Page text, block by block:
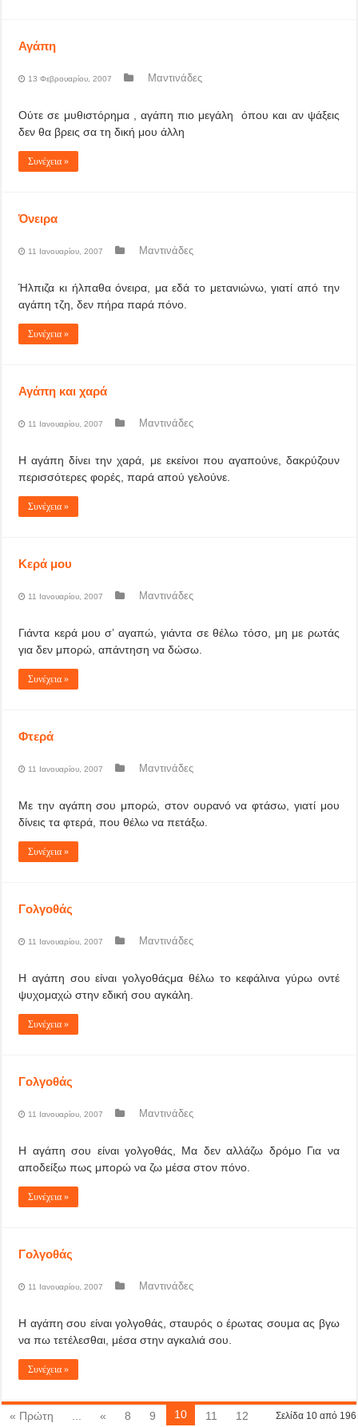
Αγάπη
13 Φεβρουαρίου, 2007 Μαντινάδες
Ούτε σε μυθιστόρημα , αγάπη πιο μεγάλη όπου και αν ψάξεις
δεν θα βρεις σα τη δική μου άλλη
Συνέχεια »
Όνειρα
11 Ιανουαρίου, 2007 Μαντινάδες
Ήλπιζα κι ήλπαθα όνειρα, μα εδά το μετανιώνω, γιατί από την
αγάπη τζη, δεν πήρα παρά πόνο.
Συνέχεια »
Αγάπη και χαρά
11 Ιανουαρίου, 2007 Μαντινάδες
Η αγάπη δίνει την χαρά, με εκείνοι που αγαπούνε, δακρύζουν
περισσότερες φορές, παρά απού γελούνε.
Συνέχεια »
Κερά μου
11 Ιανουαρίου, 2007 Μαντινάδες
Γιάντα κερά μου σ’ αγαπώ, γιάντα σε θέλω τόσο, μη με ρωτάς
για δεν μπορώ, απάντηση να δώσω.
Συνέχεια »
Φτερά
11 Ιανουαρίου, 2007 Μαντινάδες
Με την αγάπη σου μπορώ, στον ουρανό να φτάσω, γιατί μου
δίνεις τα φτερά, που θέλω να πετάξω.
Συνέχεια »
Γολγοθάς
11 Ιανουαρίου, 2007 Μαντινάδες
Η αγάπη σου είναι γολγοθάςμα θέλω το κεφάλινα γύρω οντέ
ψυχομαχώ στην εδική σου αγκάλη.
Συνέχεια »
Γολγοθάς
11 Ιανουαρίου, 2007 Μαντινάδες
Η αγάπη σου είναι γολγοθάς, Μα δεν αλλάζω δρόμο Για να
αποδείξω πως μπορώ να ζω μέσα στον πόνο.
Συνέχεια »
Γολγοθάς
11 Ιανουαρίου, 2007 Μαντινάδες
Η αγάπη σου είναι γολγοθάς, σταυρός ο έρωτας σουμα ας βγω
να πω τετέλεσθαι, μέσα στην αγκαλιά σου.
Συνέχεια »
Σελίδα 10 από 196
« Πρώτη « 8 9 10 11
12